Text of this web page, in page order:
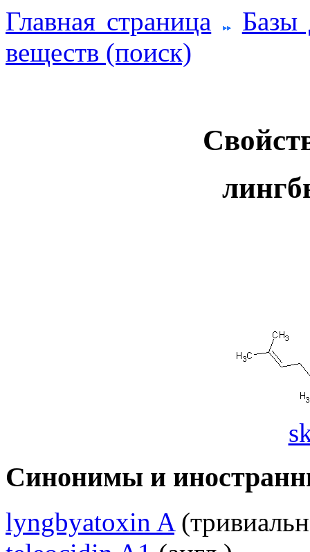
Главная страница
Базы
веществ (поиск)
Синонимы и
lyngbyatoxin A